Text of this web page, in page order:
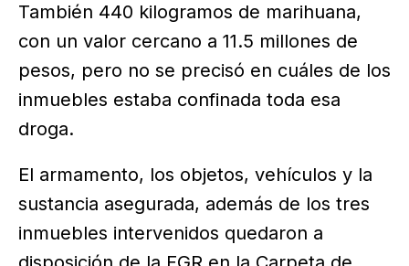
También 440 kilogramos de marihuana,
con un valor cercano a 11.5 millones de
pesos, pero no se precisó en cuáles de los
inmuebles estaba confinada toda esa
droga.
El armamento, los objetos, vehículos y la
sustancia asegurada, además de los tres
inmuebles intervenidos quedaron a